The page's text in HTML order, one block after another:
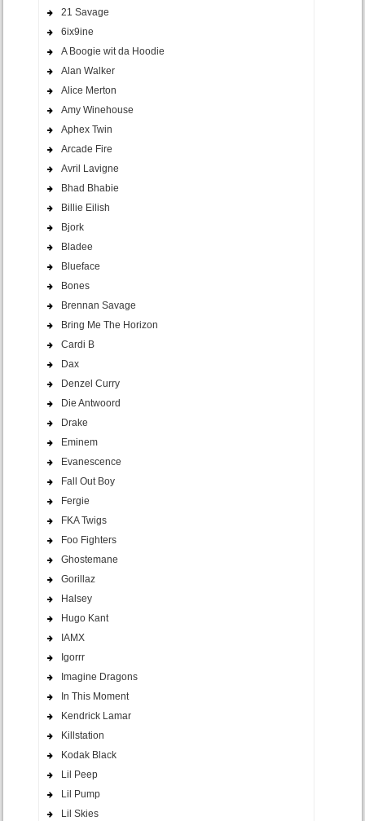
21 Savage
6ix9ine
A Boogie wit da Hoodie
Alan Walker
Alice Merton
Amy Winehouse
Aphex Twin
Arcade Fire
Avril Lavigne
Bhad Bhabie
Billie Eilish
Bjork
Bladee
Blueface
Bones
Brennan Savage
Bring Me The Horizon
Cardi B
Dax
Denzel Curry
Die Antwoord
Drake
Eminem
Evanescence
Fall Out Boy
Fergie
FKA Twigs
Foo Fighters
Ghostemane
Gorillaz
Halsey
Hugo Kant
IAMX
Igorrr
Imagine Dragons
In This Moment
Kendrick Lamar
Killstation
Kodak Black
Lil Peep
Lil Pump
Lil Skies